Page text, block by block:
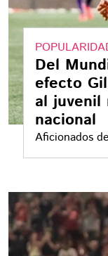
Del
efecto
al juvenil
nacional
Aficionados
al
mundialista,
seguidores
rebasa a su